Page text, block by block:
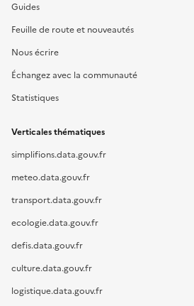
Guides
Feuille de route et nouveautés
Nous écrire
Échangez avec la communauté
Statistiques
Verticales thématiques
simplifions.data.gouv.fr
meteo.data.gouv.fr
transport.data.gouv.fr
ecologie.data.gouv.fr
defis.data.gouv.fr
culture.data.gouv.fr
logistique.data.gouv.fr